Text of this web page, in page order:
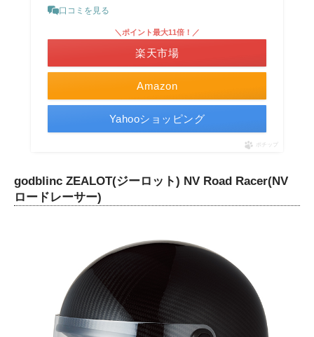
口コミを見る
Amazon
＼ポイント最大11倍！／
楽天市場
Yahooショッピング
ポチップ
godblinc ZEALOT(ジーロット) NV Road Racer(NV
ロードレーサー)